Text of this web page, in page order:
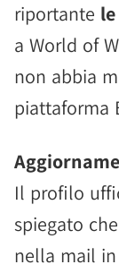
riportante
a World of
non abbia
piattaforma
Il profilo
spiegato
nella mail